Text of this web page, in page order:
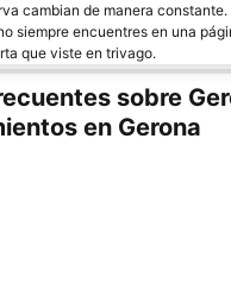
cambian de manera constante.
siempre encuentres en una
que viste en trivago.
sobre
en Gerona